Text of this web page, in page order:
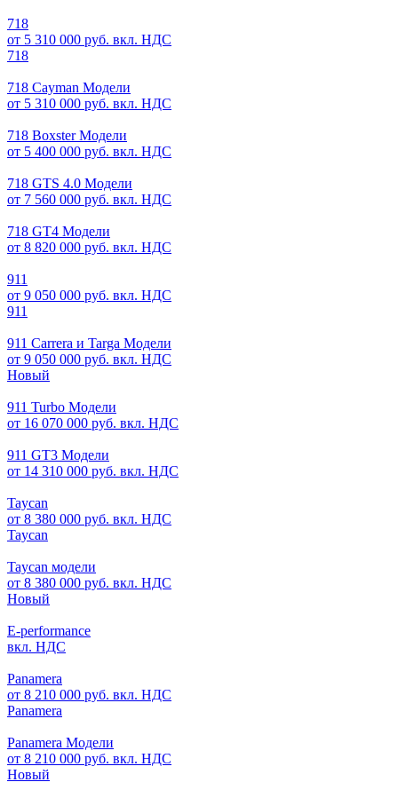
718
от 5 310 000 руб. вкл. НДС
718
718 Cayman Модели
от 5 310 000 руб. вкл. НДС
718 Boxster Модели
от 5 400 000 руб. вкл. НДС
718 GTS 4.0 Модели
от 7 560 000 руб. вкл. НДС
718 GT4 Модели
от 8 820 000 руб. вкл. НДС
911
от 9 050 000 руб. вкл. НДС
911
911 Carrera и Targa Модели
от 9 050 000 руб. вкл. НДС
Новый
911 Turbo Модели
от 16 070 000 руб. вкл. НДС
911 GT3 Модели
от 14 310 000 руб. вкл. НДС
Taycan
от 8 380 000 руб. вкл. НДС
Taycan
Taycan модели
от 8 380 000 руб. вкл. НДС
Новый
E-performance
вкл. НДС
Panamera
от 8 210 000 руб. вкл. НДС
Panamera
Panamera Модели
от 8 210 000 руб. вкл. НДС
Новый